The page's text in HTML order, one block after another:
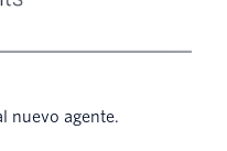
nuevo agente.